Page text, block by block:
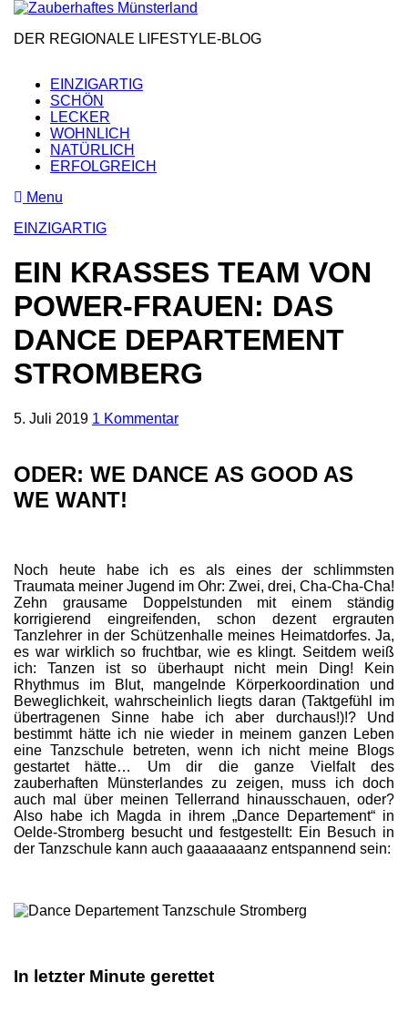
Skip
theDER REGIONALE LIFESTYLE-BLOG
EINZIGARTIG
SCHÖN
LECKER
WOHNLICH
NATÜRLICH
ERFOLGREICH
Menu
EINZIGARTIG
EIN KRASSES TEAM VON
POWER-FRAUEN: DAS
DANCE DEPARTEMENT
STROMBERG
5. Juli 2019 1 Kommentar
ODER: WE DANCE AS GOOD AS
WE WANT!
Noch heute habe ich es als eines der schlimmsten
Traumata meiner Jugend im Ohr: Zwei, drei, Cha-Cha-Cha!
Zehn grausame Doppelstunden mit einem ständig
korrigierend eingreifenden, schon dezent ergrauten
Tanzlehrer in der Schützenhalle meines Heimatdorfes. Ja,
es war wirklich so fruchtbar, wie es klingt. Seitdem weiß
ich: Tanzen ist so überhaupt nicht mein Ding! Kein
Rhythmus im Blut, mangelnde Körperkoordination und
Beweglichkeit, wahrscheinlich liegts daran (Taktgefühl im
übertragenen Sinne habe ich aber durchaus!)!? Und
bestimmt hätte ich nie wieder in meinem ganzen Leben
eine Tanzschule betreten, wenn ich nicht meine Blogs
gestartet hätte… Um dir die ganze Vielfalt des
zauberhaften Münsterlandes zu zeigen, muss ich doch
auch mal über meinen Tellerrand hinausschauen, oder?
Also habe ich Magda in ihrem „Dance Departement“ in
Oelde-Stromberg besucht und festgestellt: Ein Besuch in
der Tanzschule kann auch gaaaaaaanz entspannend sein:
In letzter Minute gerettet